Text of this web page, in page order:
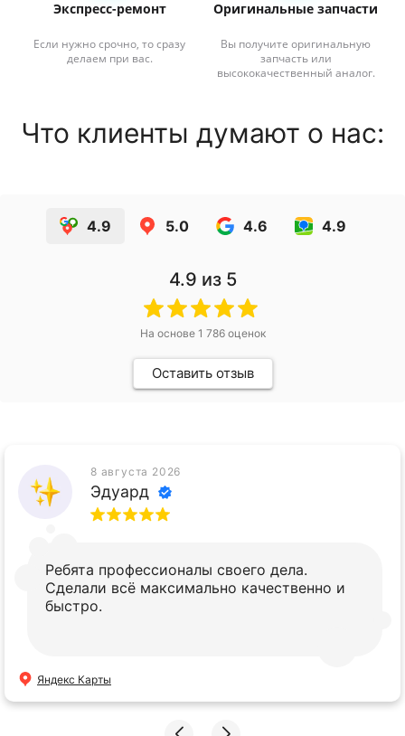
Экспресс-ремонт
Если нужно срочно, то сразу
делаем при вас.
Оригинальные запчасти
Вы получите оригинальную
запчасть или
высококачественный аналог.
Что клиенты думают о нас:
4.9 5.0 4.6 4.9
4.9 из 5
На основе 1 786оценок
Оставить отзыв
8 августа 2026
Эдуард
Ребята профессионалы своего дела.
Сделали всё максимально качественно и
быстро.
Яндекс Карты